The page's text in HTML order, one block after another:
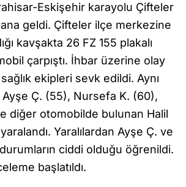
Eskişehir karayolu Çifteler
geldi. Çifteler ilçe merkezine
kavşakta 26 FZ 155 plakalı
çarpıştı. İhbar üzerine olay
ekipleri sevk edildi. Aynı
Ç. (55), Nursefa K. (60),
diğer otomobilde bulunan Halil
Yaralılardan Ayşe Ç. ve
ciddi olduğu öğrenildi.
başlatıldı.